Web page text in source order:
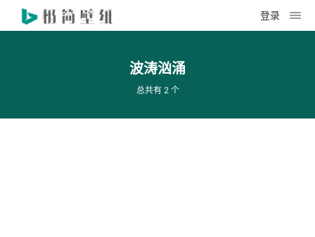
登录
波涛汹涌
总共有 2 个